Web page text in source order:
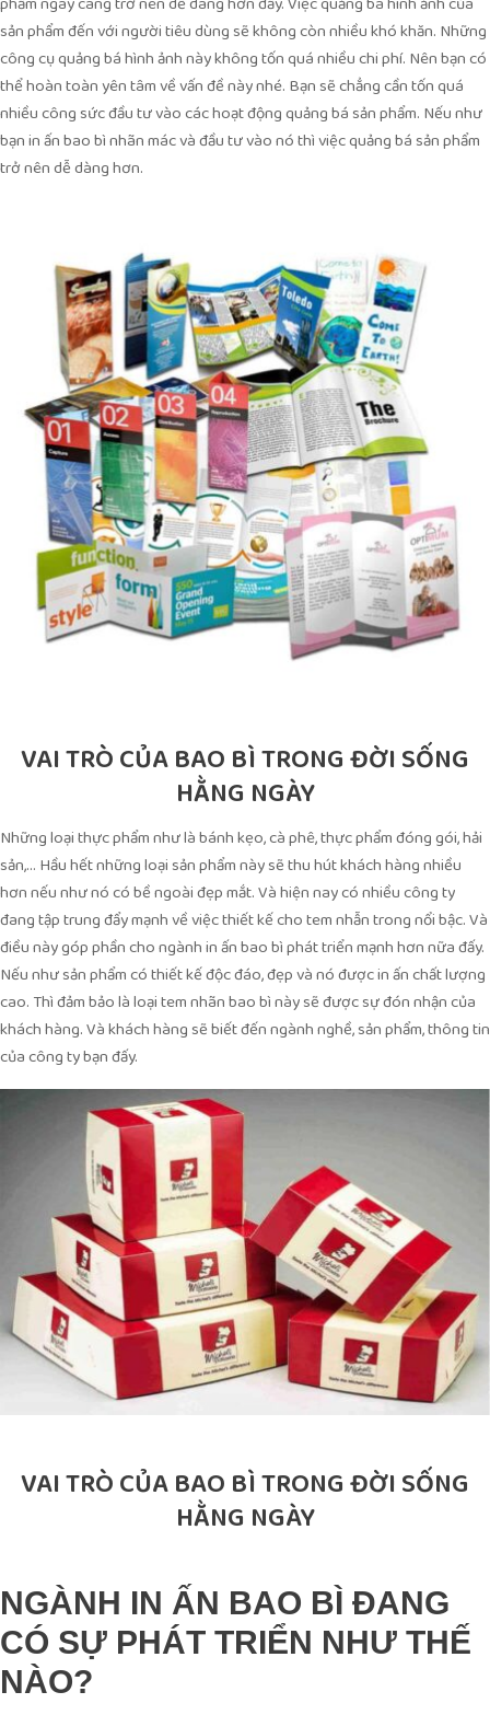
sản phẩm đến với người tiêu dùng sẽ không còn nhiều khó khăn. Những
công cụ quảng bá hình ảnh này không tốn quá nhiều chi phí. Nên bạn có
thể hoàn toàn yên tâm về vấn đề này nhé. Bạn sẽ chẳng cần tốn quá
nhiều công sức đầu tư vào các hoạt động quảng bá sản phẩm. Nếu như
bạn in ấn bao bì nhãn mác và đầu tư vào nó thì việc quảng bá sản phẩm
trở nên dễ dàng hơn.
VAI TRÒ CỦA BAO BÌ TRONG ĐỜI SỐNG
HẰNG NGÀY
Những loại thực phẩm như là bánh kẹo, cà phê, thực phẩm đóng gói, hải
sản,… Hầu hết những loại sản phẩm này sẽ thu hút khách hàng nhiều
hơn nếu như nó có bề ngoài đẹp mắt. Và hiện nay có nhiều công ty
đang tập trung đẩy mạnh về việc thiết kế cho tem nhẫn trong nổi bậc. Và
điều này góp phần cho ngành in ấn bao bì phát triển mạnh hơn nữa đấy.
Nếu như sản phẩm có thiết kế độc đáo, đẹp và nó được in ấn chất lượng
cao. Thì đảm bảo là loại tem nhãn bao bì này sẽ được sự đón nhận của
khách hàng. Và khách hàng sẽ biết đến ngành nghề, sản phẩm, thông tin
của công ty bạn đấy.
VAI TRÒ CỦA BAO BÌ TRONG ĐỜI SỐNG
HẰNG NGÀY
NGÀNH IN ẤN BAO BÌ ĐANG
CÓ SỰ PHÁT TRIỂN NHƯ THẾ
NÀO?